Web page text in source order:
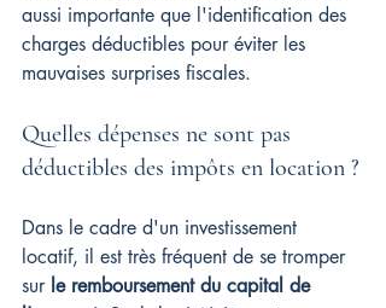
aussi importante que l'identification des
charges déductibles pour éviter les
mauvaises surprises fiscales.
Quelles dépenses ne sont pas
déductibles des impôts en location ?
Dans le cadre d'un investissement
locatif, il est très fréquent de se tromper
sur le remboursement du capital de